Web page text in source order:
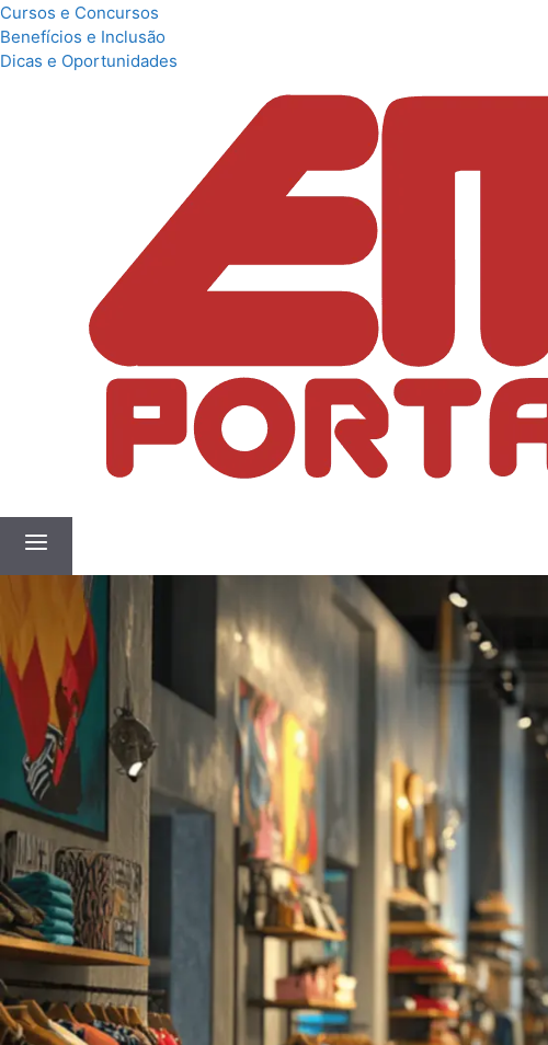
Cursos e Concursos
Benefícios e Inclusão
Dicas e Oportunidades